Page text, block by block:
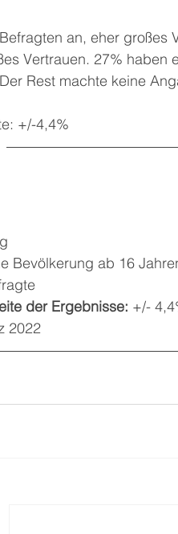
an, eher großes
Vertrauen. 27% haben
Rest machte keine
+/-4,4%
Bevölkerung ab 16
der Ergebnisse: +/-
2022